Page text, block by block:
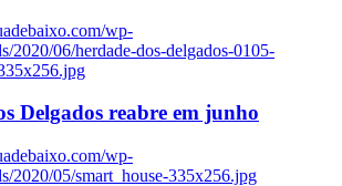
wp-
2020/06/herdade-dos-delgados-0105-
Delgados reabre em junho
wp-
2020/05/smart_house-335x256.jpg